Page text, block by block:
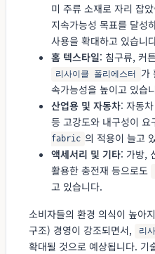
미 주류 소재로 자리 잡
지속가능성 목표를 달성
사용을 확대하고 있습니
홈 텍스타일: 침구류, 커
리사이클 폴리에스터
가
속가능성을 높이고 있습
산업용 및 자동차: 자동
등 고강도와 내구성이 요
fabric 의 적용이 늘고
액세서리 및 기타: 가방,
활용한 충전재 등으로도
고 있습니다.
소비자들의 환경 의식이 높아
구조) 경영이 강조되면서,
리
확대될 것으로 예상됩니다. 기